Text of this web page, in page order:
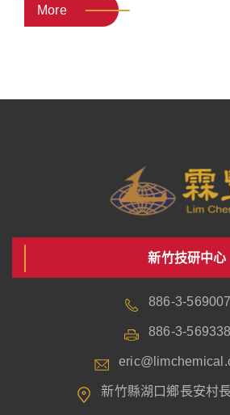
ESG的好處，以及CSR、ESG、
More
新竹技研中心
886-3-
886-3-
新竹縣湖口鄉長安村